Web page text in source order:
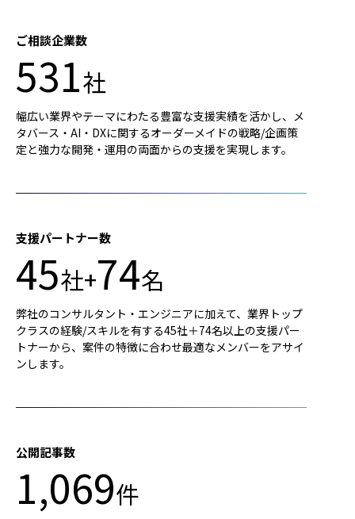
ご相談企業数
531社
幅広い業界やテーマにわたる豊富な支援実績を活かし、メ
タバース・AI・DXに関するオーダーメイドの戦略/企画策
定と強力な開発・運用の両面からの支援を実現します。
支援パートナー数
45社+74名
弊社のコンサルタント・エンジニアに加えて、業界トップ
クラスの経験/スキルを有する45社＋74名以上の支援パー
トナーから、案件の特徴に合わせ最適なメンバーをアサイ
ンします。
公開記事数
1,069件